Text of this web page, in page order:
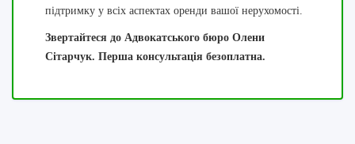
підтримку у всіх аспектах оренди вашої нерухомості.
Звертайтеся до Адвокатського бюро Олени
Сітарчук. Перша консультація безоплатна.